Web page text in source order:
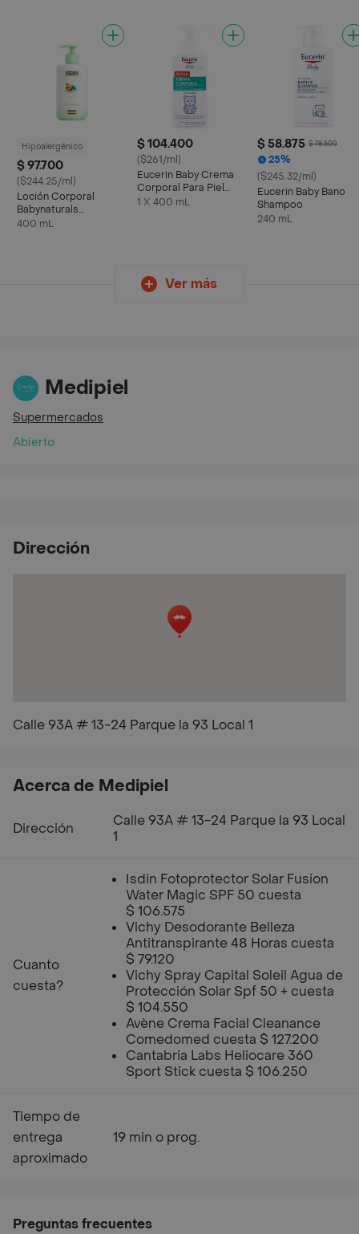
Hipoalergénico
$ 97.700
($244.25/ml)
Loción Corporal
Babynaturals
Hipoalergénico
400 mL
$ 104.400
($261/ml)
Eucerin Baby Crema
Corporal Para Piel
Sensible Con
1 X 400 mL
$ 58.875 $ 78.500
25%
($245.32/ml)
Eucerin Baby Bano
Shampoo
240 mL
Ver más
Medipiel
Supermercados
Abierto
Dirección
Calle 93A # 13-24 Parque la 93 Local 1
Acerca de Medipiel
Dirección
Calle 93A # 13-24 Parque la 93 Local
1
Cuanto
cuesta?
Isdin Fotoprotector Solar Fusion
Water Magic SPF 50 cuesta
$ 106.575
Vichy Desodorante Belleza
Antitranspirante 48 Horas cuesta
$ 79.120
Vichy Spray Capital Soleil Agua de
Protección Solar Spf 50 + cuesta
$ 104.550
Avène Crema Facial Cleanance
Comedomed cuesta $ 127.200
Cantabria Labs Heliocare 360
Sport Stick cuesta $ 106.250
Tiempo de
entrega
aproximado
19 min o prog.
Preguntas frecuentes